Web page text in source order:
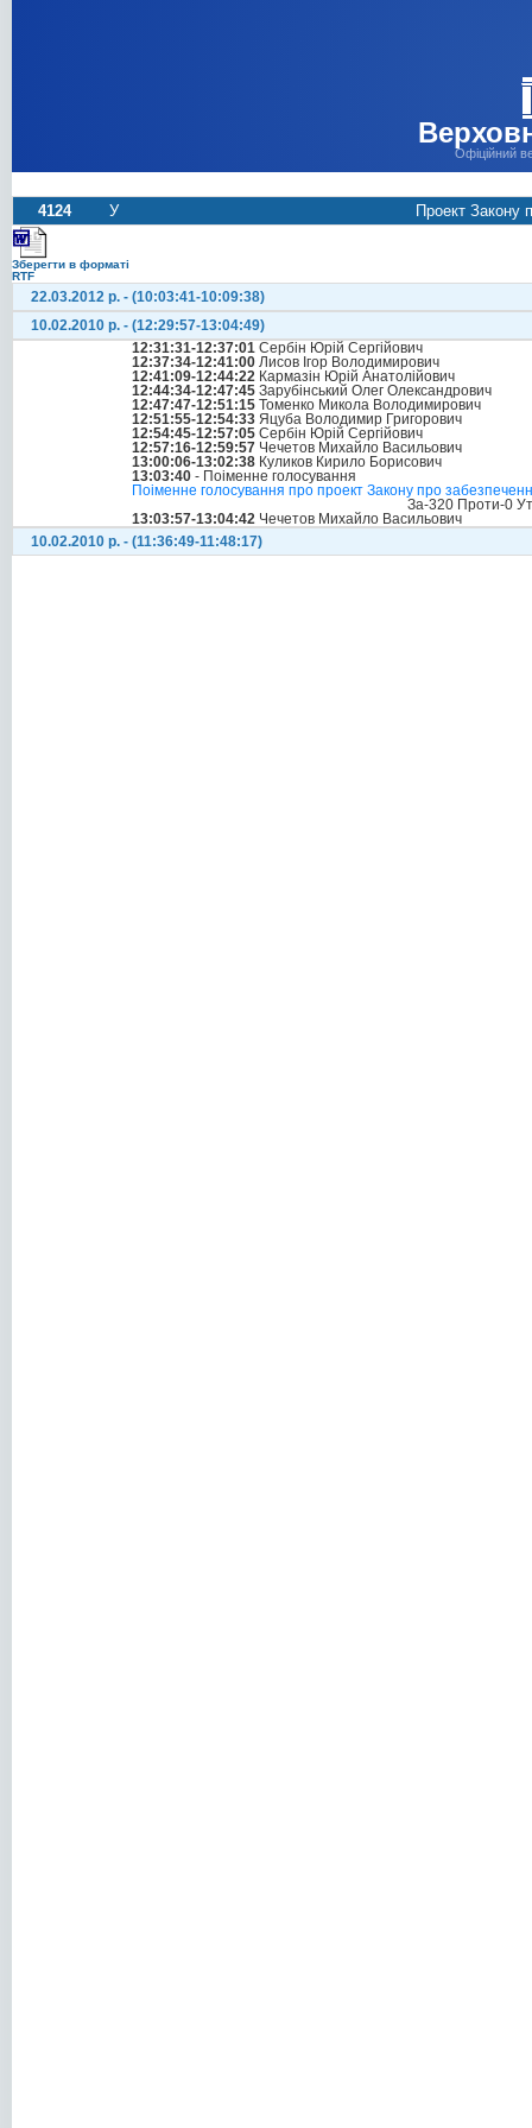
Офіційний
4124 У Проект Закону
Зберегти в форматі
RTF
22.03.2012 р. - (10:03:41-10:09:38)
10.02.2010 р. - (12:29:57-13:04:49)
12:31:31-12:37:01 Сербін Юрій Сергійович
12:37:34-12:41:00 Лисов Ігор Володимирович
12:41:09-12:44:22 Кармазін Юрій Анатолійович
12:44:34-12:47:45 Зарубінський Олег Олександрович
12:47:47-12:51:15 Томенко Микола Володимирович
12:51:55-12:54:33 Яцуба Володимир Григорович
12:54:45-12:57:05 Сербін Юрій Сергійович
12:57:16-12:59:57 Чечетов Михайло Васильович
13:00:06-13:02:38 Куликов Кирило Борисович
13:03:40 - Поіменне голосування
Поіменне голосування про проект Закону про
За-320 Проти-0
13:03:57-13:04:42 Чечетов Михайло Васильович
10.02.2010 р. - (11:36:49-11:48:17)